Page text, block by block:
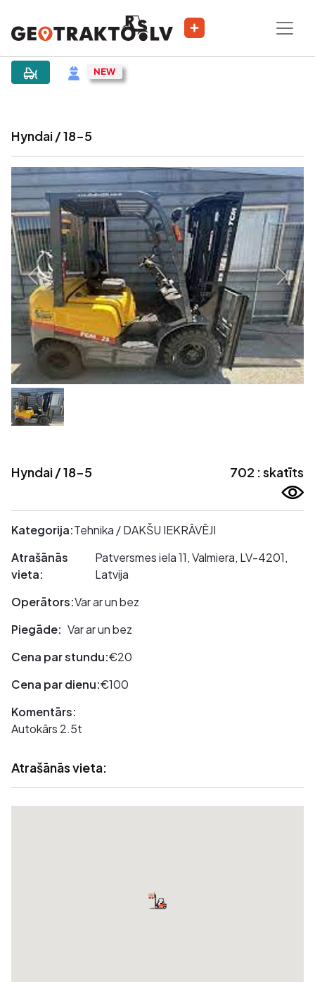
|Sludinājums
Hyndai / 18-5
Hyndai / 18-5 702 : skatīts
Kategorija:Tehnika / DAKŠU IEKRĀVĒJI
Atrašānās
vieta:
Patversmes iela 11, Valmiera, LV-4201,
Latvija
Operātors:Var ar un bez
Piegāde: Var ar un bez
Cena par stundu:€20
Cena par dienu:€100
Komentārs:
Autokārs 2.5t
Atrašānās vieta: